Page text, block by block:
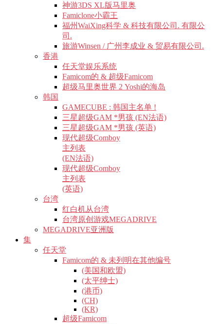
神游3DS XL版马里奥
Famiclone小霸王
福州WaiXing科学 & 科技有限公司. 有限公
司.
旅游Winsen / 广州李成业 & 贸易有限公司.
香港
任天堂娱乐系统
Famicom的 & 超级Famicom
超级马里奥世界 2 Yoshi的海岛
韩国
GAMECUBE : 韩国主名单 !
三星超级GAM *男孩 (EN法语)
三星超级GAM *男孩 (英语)
现代超级Comboy
主列表
(EN法语)
现代超级Comboy
主列表
(英语)
台湾
红白机从台湾
台湾原创游戏MEGADRIVE
MEGADRIVE亚洲版
集
任天堂
Famicom的 & 未列明在其他编号
(美国和欧盟)
(太平绅士)
(港币)
(CH)
(KR)
超级Famicom